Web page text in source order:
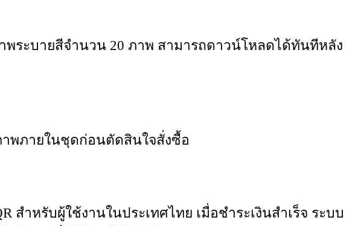
พระบายสีจำนวน 20 ภาพ สามารถดาวน์โหลดได้ทันทีหลัง
พภายในชุดก่อนตัดสินใจสั่งซื้อ
สำหรับผู้ใช้งานในประเทศไทย เมื่อชำระเงินสำเร็จ ระบบ